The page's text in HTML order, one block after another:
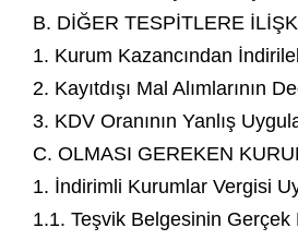
B. DİĞER TESPİTLERE
1. Kurum Kazancından
2. Kayıtdışı Mal Alımlarının
3. KDV Oranının Yanlış
C. OLMASI GEREKEN
1. İndirimli Kurumlar Vergisi
1.1. Teşvik Belgesinin Gerçek